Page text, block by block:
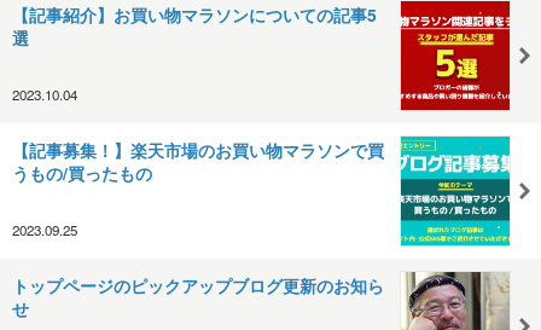
【記事紹介】お買い物マラソンについての記事5
選
2023.10.04
【記事募集！】楽天市場のお買い物マラソンで買
うもの/買ったもの
2023.09.25
トップページのピックアップブログ更新のお知ら
せ